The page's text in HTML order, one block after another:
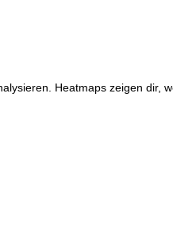
Heatmaps zeigen dir,